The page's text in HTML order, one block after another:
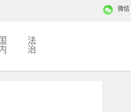
微信
国
法
治